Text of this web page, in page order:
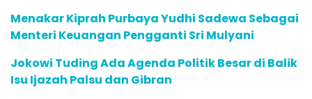
Menakar Kiprah Purbaya Yudhi Sadewa Sebagai
Menteri Keuangan Pengganti Sri Mulyani
Jokowi Tuding Ada Agenda Politik Besar di Balik
Isu Ijazah Palsu dan Gibran